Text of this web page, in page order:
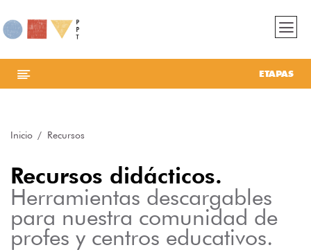
ETAPAS
Inicio Recursos
Recursos didácticos.
Herramientas descargables
para nuestra comunidad de
profes y centros educativos.